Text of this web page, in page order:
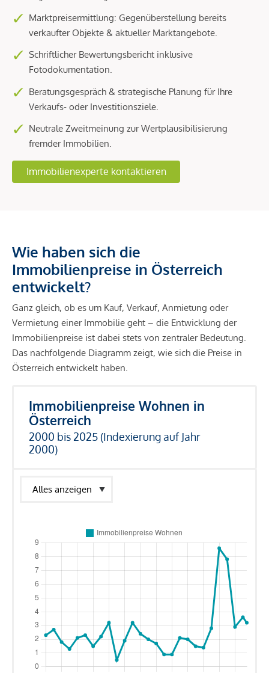
Marktpreisermittlung: Gegenüberstellung bereits
verkaufter Objekte & aktueller Marktangebote.
Schriftlicher Bewertungsbericht inklusive
Fotodokumentation.
Beratungsgespräch & strategische Planung für Ihre
Verkaufs- oder Investitionsziele.
Neutrale Zweitmeinung zur Wertplausibilisierung
fremder Immobilien.
Immobilienexperte kontaktieren
Wie haben sich die
Immobilienpreise in Österreich
entwickelt?
Ganz gleich, ob es um Kauf, Verkauf, Anmietung oder
Vermietung einer Immobilie geht – die Entwicklung der
Immobilienpreise ist dabei stets von zentraler Bedeutung.
Das nachfolgende Diagramm zeigt, wie sich die Preise in
Österreich entwickelt haben.
Immobilienpreise Wohnen in
Österreich
2000 bis 2025 (Indexierung auf Jahr
2000)